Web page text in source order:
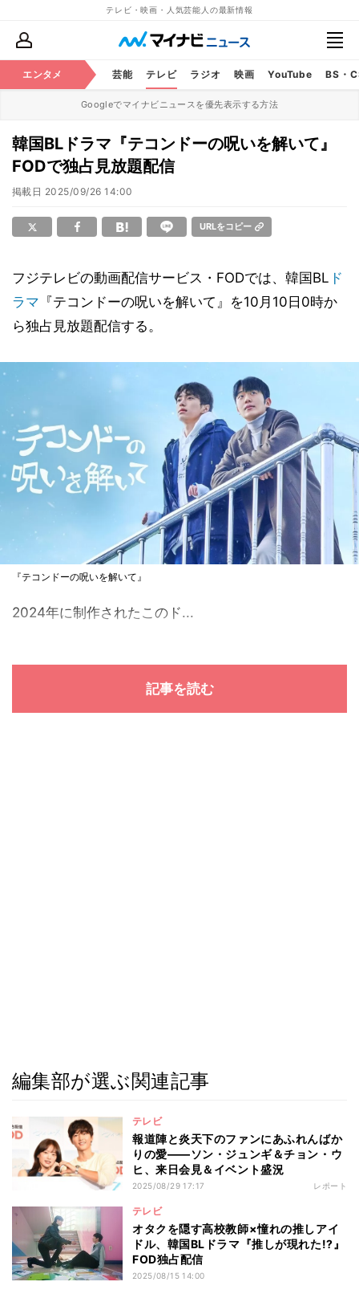
テレビ・映画・人気芸能人の最新情報
エンタメ 芸能 テレビ ラジオ 映画 YouTube BS・
Googleでマイナビニュースを優先表示する方法
韓国BLドラマ『テコンドーの呪いを解いて』
FODで独占見放題配信
掲載日 2025/09/26 14:00
URLをコピー
フジテレビの動画配信サービス・FODでは、韓国BL ド
ラマ 『テコンドーの呪いを解いて』を10月10日0時か
ら独占見放題配信する。
『テコンドーの呪いを解いて』
2024年に制作されたこのド...
記事を読む
編集部が選ぶ関連記事
テレビ
報道陣と炎天下のファンにあふれんばか
りの愛――ソン・ジュンギ＆チョン・ウ
ヒ、来日会見＆イベント盛況
2025/08/29 17:17 レポート
テレビ
オタクを隠す高校教師×憧れの推しアイ
ドル、韓国BLドラマ『推しが現れた!?』
FOD独占配信
2025/08/15 14:00